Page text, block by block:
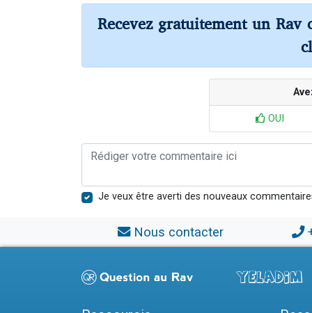
Recevez gratuitement un Rav
OUI
Je veux être averti des nouveaux
Nous contacter